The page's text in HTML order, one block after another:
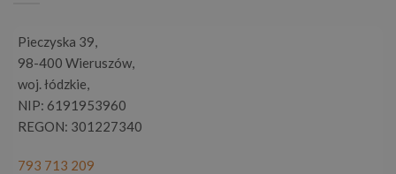
Pieczyska 39,
98-400 Wieruszów,
woj. łódzkie,
NIP: 6191953960
REGON: 301227340
793 713 209